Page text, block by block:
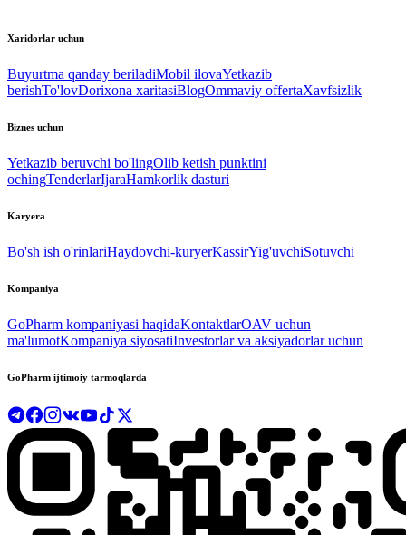
Xaridorlar uchun
Buyurtma qanday beriladiMobil ilovaYetkazib
berishTo'lovDorixona xaritasiBlogOmmaviy offertaXavfsizlik
Biznes uchun
Yetkazib beruvchi bo'lingOlib ketish punktini
ochingTenderlarIjaraHamkorlik dasturi
Karyera
Bo'sh ish o'rinlariHaydovchi-kuryerKassirYig'uvchiSotuvchi
Kompaniya
GoPharm kompaniyasi haqidaKontaktlarOAV uchun
ma'lumotKompaniya siyosatiInvestorlar va aksiyadorlar uchun
GoPharm ijtimoiy tarmoqlarda